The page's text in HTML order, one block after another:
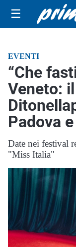
☰
EVENTI
“Che
Veneto:
Padova
Date nei festival
"Miss Italia"